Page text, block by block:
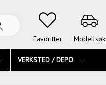
Favoritter Modellsøk
VERKSTED / DEPO